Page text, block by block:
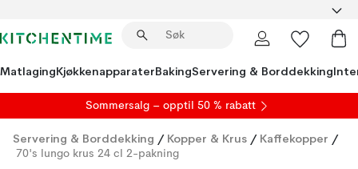
MatlagingKjøkkenapparaterBakingServering & Borddekking
Sommersalg – opptil 50 % rabatt
Servering & Borddekking / Kopper & Krus / Kaffekopper /
70's lungo krus 24 cl 2-pakning